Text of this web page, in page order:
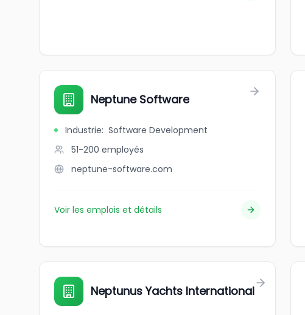
Neptune Software
Industrie: Software Development
51-200 employés
neptune-software.com
Voir les emplois et détails
Neptunus Yachts International